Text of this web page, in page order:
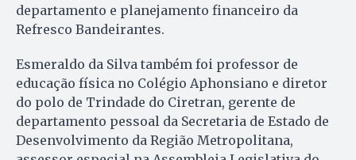
departamento e planejamento financeiro da
Refresco Bandeirantes.
Esmeraldo da Silva também foi professor de
educação física no Colégio Aphonsiano e diretor
do polo de Trindade do Ciretran, gerente de
departamento pessoal da Secretaria de Estado de
Desenvolvimento da Região Metropolitana,